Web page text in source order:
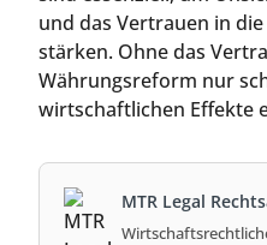
und das Vertrauen in
stärken. Ohne das
Währungsreform nur
wirtschaftlichen Effekte
MTR Legal